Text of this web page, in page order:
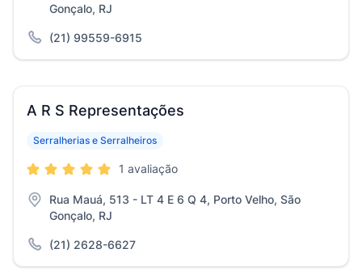
Gonçalo, RJ
(21) 99559-6915
A R S Representações
Serralherias e Serralheiros
1 avaliação
Rua Mauá, 513 - LT 4 E 6 Q 4, Porto Velho, São
Gonçalo, RJ
(21) 2628-6627